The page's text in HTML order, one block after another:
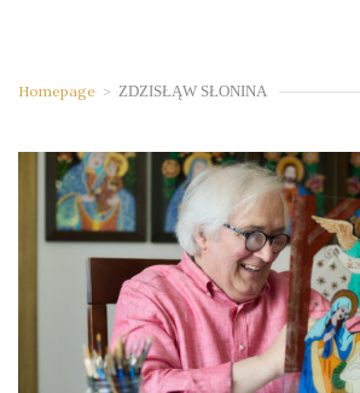
Homepage > ZDZISŁĄW SŁONINA